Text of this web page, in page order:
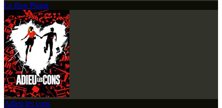
Le Bon Plaisir
Adieu les cons